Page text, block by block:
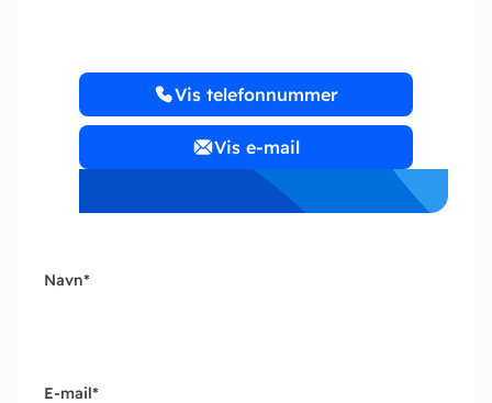
Vis telefonnummer
Vis e-mail
Navn*
E-mail*